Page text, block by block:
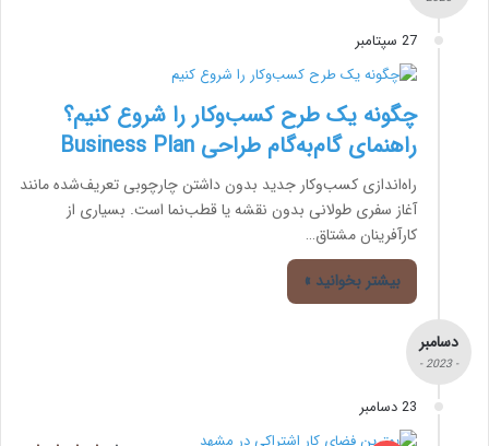
27 سپتامبر
چگونه یک طرح کسب‌وکار را شروع کنیم؟
راهنمای گام‌به‌گام طراحی Business Plan
راه‌اندازی کسب‌وکار جدید بدون داشتن چارچوبی تعریف‌شده مانند
آغاز سفری طولانی بدون نقشه یا قطب‌نما است. بسیاری از
کارآفرینان مشتاق…
بیشتر بخوانید »
دسامبر
- 2023 -
23 دسامبر